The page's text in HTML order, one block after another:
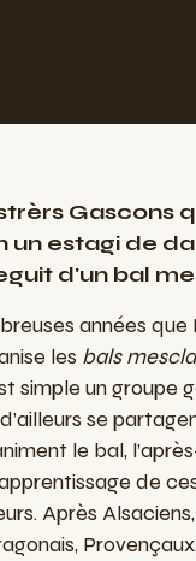
Gascons
un estagi de
d'un bal
années
les bals
simple un groupe
se
le bal,
de
Après